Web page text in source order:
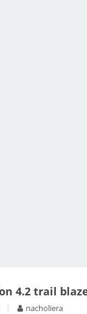
4.2 trail
nacholiera